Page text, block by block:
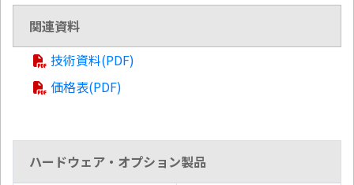
関連資料
技術資料(PDF)
価格表(PDF)
ハードウェア・オプション製品